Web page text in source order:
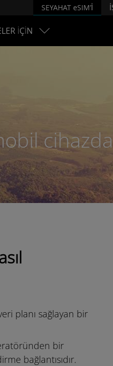
SEYAHAT eSIM’İ
İÇİN
planı sağlayan bir
bir
bağlantısıdır.